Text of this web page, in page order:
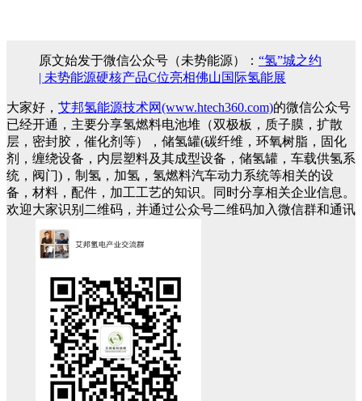
原文始发于微信公众号（未势能源）： “氢”城之约
| 未势能源硬核产品C位亮相佛山国际氢能展
大家好， 艾邦氢能源技术网(www.htech360.com)的微信公众号
已经开通，主要分享氢燃料电池堆（双极板，质子膜，扩散
层，密封胶，催化剂等），储氢罐(碳纤维，环氧树脂，固化
剂，缠绕设备，内层塑料及其成型设备，储氢罐，车载供氢系
统，阀门)，制氢，加氢，氢燃料汽车动力系统等相关的设
备，材料，配件，加工工艺的知识。同时分享相关企业信息。
欢迎大家识别二维码，并通过公众号二维码加入微信群和通讯